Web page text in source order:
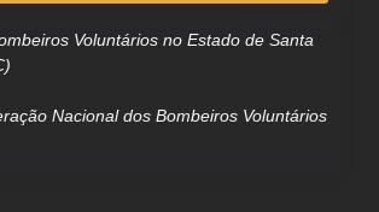
Voluntários no Estado de Santa
Nacional dos Bombeiros Voluntários